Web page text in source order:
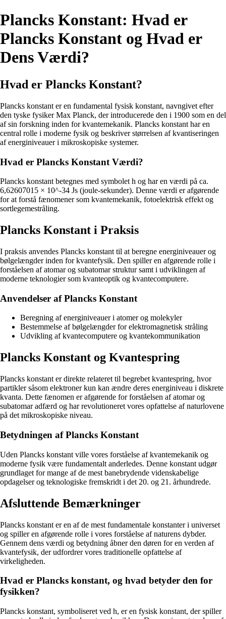
Plancks Konstant: Hvad er
Plancks Konstant og Hvad er
Dens Værdi?
Hvad er Plancks Konstant?
Plancks konstant er en fundamental fysisk konstant, navngivet efter
den tyske fysiker Max Planck, der introducerede den i 1900 som en del
af sin forskning inden for kvantemekanik. Plancks konstant har en
central rolle i moderne fysik og beskriver størrelsen af kvantiseringen
af energiniveauer i mikroskopiske systemer.
Hvad er Plancks Konstant Værdi?
Plancks konstant betegnes med symbolet h og har en værdi på ca.
6,62607015 × 10^-34 Js (joule-sekunder). Denne værdi er afgørende
for at forstå fænomener som kvantemekanik, fotoelektrisk effekt og
sortlegemestråling.
Plancks Konstant i Praksis
I praksis anvendes Plancks konstant til at beregne energiniveauer og
bølgelængder inden for kvantefysik. Den spiller en afgørende rolle i
forståelsen af atomar og subatomar struktur samt i udviklingen af
moderne teknologier som kvanteoptik og kvantecomputere.
Anvendelser af Plancks Konstant
Beregning af energiniveauer i atomer og molekyler
Bestemmelse af bølgelængder for elektromagnetisk stråling
Udvikling af kvantecomputere og kvantekommunikation
Plancks Konstant og Kvantespring
Plancks konstant er direkte relateret til begrebet kvantespring, hvor
partikler såsom elektroner kun kan ændre deres energiniveau i diskrete
kvanta. Dette fænomen er afgørende for forståelsen af atomar og
subatomar adfærd og har revolutioneret vores opfattelse af naturlovene
på det mikroskopiske niveau.
Betydningen af Plancks Konstant
Uden Plancks konstant ville vores forståelse af kvantemekanik og
moderne fysik være fundamentalt anderledes. Denne konstant udgør
grundlaget for mange af de mest banebrydende videnskabelige
opdagelser og teknologiske fremskridt i det 20. og 21. århundrede.
Afsluttende Bemærkninger
Plancks konstant er en af de mest fundamentale konstanter i universet
og spiller en afgørende rolle i vores forståelse af naturens dybder.
Gennem dens værdi og betydning åbner den døren for en verden af
kvantefysik, der udfordrer vores traditionelle opfattelse af
virkeligheden.
Hvad er Plancks konstant, og hvad betyder den for
fysikken?
Plancks konstant, symboliseret ved h, er en fysisk konstant, der spiller